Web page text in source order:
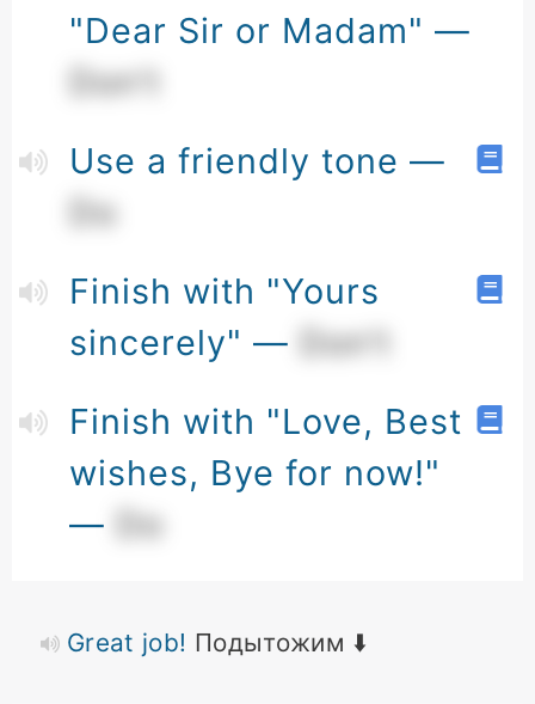
"Dear Sir or Madam" —
Don't
Use a friendly tone —
Do
Finish with "Yours
sincerely" —
Don't
Finish with "Love, Best
wishes, Bye for now!"
—
Do
Great job! Подытожим ⬇️